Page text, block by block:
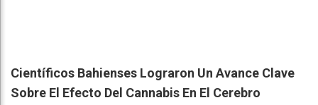
Científicos Bahienses Lograron Un Avance Clave
Sobre El Efecto Del Cannabis En El Cerebro